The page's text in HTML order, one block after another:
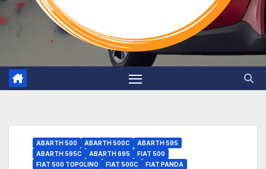
ABARTH 500 ABARTH 500C
ABARTH 595
ABARTH 595C
ABARTH 695
FIAT 500
FIAT 500 TOPOLINO
FIAT 500C
FIAT PANDA